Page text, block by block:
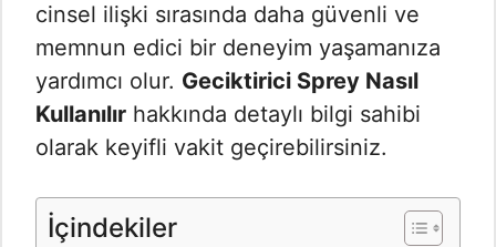
cinsel ilişki sırasında daha güvenli ve
memnun edici bir deneyim yaşamanıza
yardımcı olur. Geciktirici Sprey Nasıl
Kullanılır hakkında detaylı bilgi sahibi
olarak keyifli vakit geçirebilirsiniz.
İçindekiler